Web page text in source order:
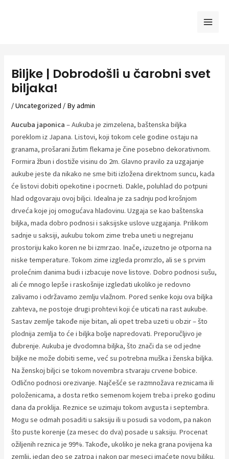
Biljke | Dobrodošli u čarobni svet
biljaka!
/Uncategorized / Byadmin
Aucuba japonica – Aukuba je zimzelena, baštenska biljka
poreklom iz Japana. Listovi, koji tokom cele godine ostaju na
granama, prošarani žutim flekama je čine posebno dekorativnom.
Formira žbun i dostiže visinu do 2m. Glavno pravilo za uzgajanje
aukube jeste da nikako ne sme biti izložena direktnom suncu, kada
će listovi dobiti opekotine i pocrneti. Dakle, poluhlad do potpuni
hlad odgovaraju ovoj biljci. Idealna je za sadnju pod krošnjom
drveća koje joj omogućava hladovinu. Uzgaja se kao baštenska
biljka, mada dobro podnosi i saksijske uslove uzgajanja. Prilikom
sadnje u saksiji, aukubu tokom zime treba uneti u negrejanu
prostoriju kako koren ne bi izmrzao. Inače, izuzetno je otporna na
niske temperature. Tokom zime izgleda promrzlo, ali se s prvim
prolećnim danima budi i izbacuje nove listove. Dobro podnosi sušu,
ali će mnogo lepše i raskošnije izgledati ukoliko je redovno
zalivamo i održavamo zemlju vlažnom. Pored senke koju ova biljka
zahteva, ne postoje drugi prohtevi koji će uticati na rast aukube.
Sastav zemlje takođe nije bitan, ali opet treba uzeti u obzir – što
plodnija zemlja to će i biljka bolje napredovati. Preporučljivo je
đubrenje. Aukuba je dvodomna biljka, što znači da se od jedne
biljke ne može dobiti seme, već su potrebna muška i ženska biljka.
Na ženskoj biljci se tokom novembra stvaraju crvene bobice.
Odlično podnosi orezivanje. Najčešće se razmnožava reznicama ili
položenicama, a dosta retko semenom kojem treba i preko godinu
dana da proklija. Reznice se uzimaju tokom avgusta i septembra.
Mogu se odmah posaditi u saksiju ili u posudi sa vodom, pa nakon
što puste korenje (za mesec do dva) posade u saksiju. Procenat
ožiljenih reznica je 99%. Takođe, ukoliko je neka grana povijena ka
zemlji, jedan deo se zatrpa i nakon par meseci imaćete novu biljku.